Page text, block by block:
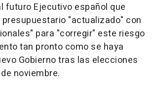
futuro Ejecutivo español que
"actualizado" con
para "corregir" este riesgo
tan pronto como se haya
Gobierno tras las elecciones
noviembre.